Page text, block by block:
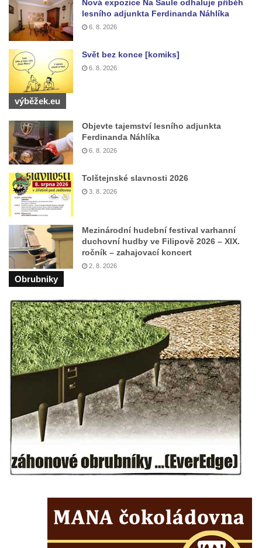
Nová expozice Na Saule odhaluje příběh
lesního adjunkta Ferdinanda Náhlíka
6. 8. 2026
Svět bez konce [komiks]
6. 8. 2026
výběžek.eu
Objevte tajemství lesního adjunkta
Ferdinanda Náhlíka
6. 8. 2026
Tolštejnské slavnosti 2026
3. 8. 2026
Mezinárodní hudební festival varhanní
duchovní hudby ve Filipově 2026 – XIX.
ročník – zahajovací koncert
2. 8. 2026
Obrubniky